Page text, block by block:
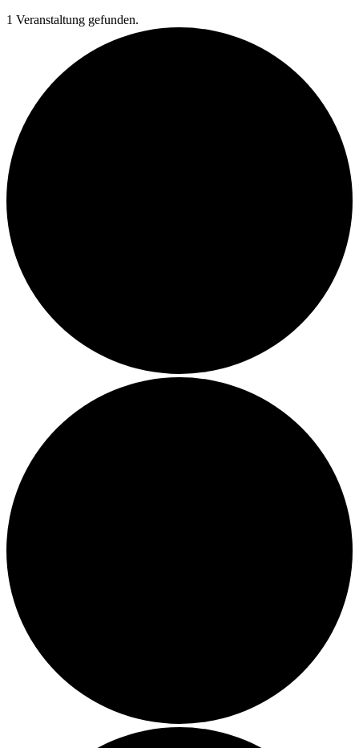
1 Veranstaltung gefunden.